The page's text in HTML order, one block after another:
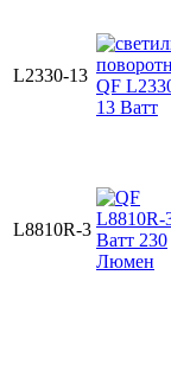
L2330-13
L8810R-3